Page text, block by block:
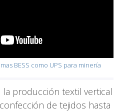
BESS como UPS para minería
la producción textil vertical
de tejidos hasta